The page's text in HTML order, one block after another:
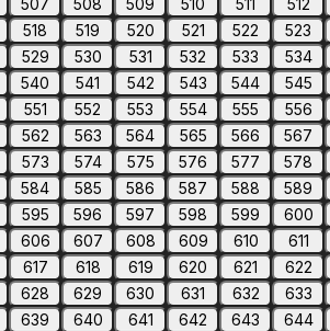
507
508 509 510 511 512
518
519 520 521 522 523
529
530 531 532 533 534
540
541 542 543 544 545
551
552 553 554 555 556
562
563 564 565 566 567
573
574 575 576 577 578
584
585 586 587 588 589
595
596 597 598 599 600
606
607 608 609 610 611
617
618 619 620 621 622
628
629 630 631 632 633
639
640 641 642 643 644